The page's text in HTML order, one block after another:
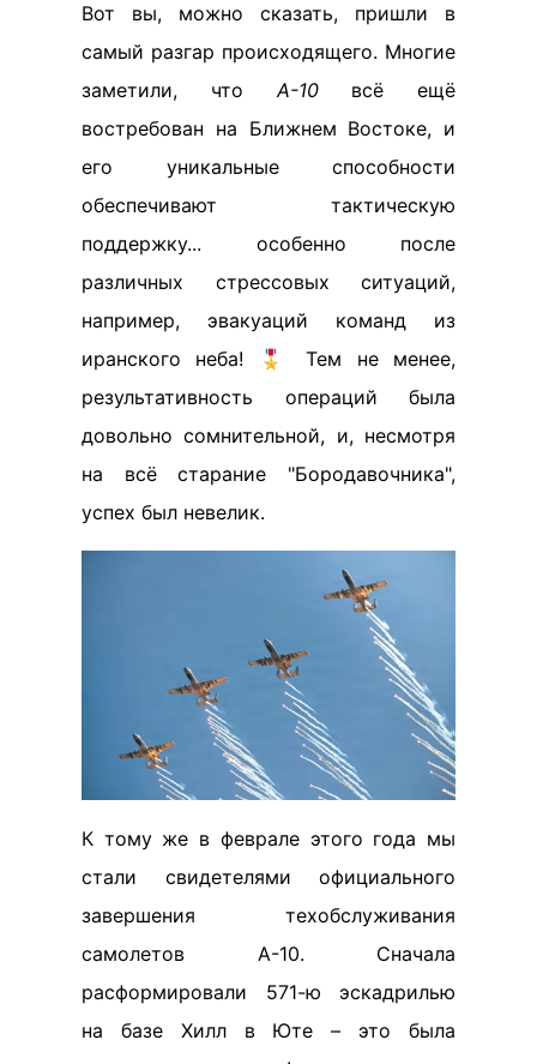
Вот вы, можно сказать, пришли в
самый разгар происходящего. Многие
заметили, чтоА-10всё ещё
востребован на Ближнем Востоке, и
его уникальные способности
обеспечивают тактическую
поддержку... особенно после
различных стрессовых ситуаций,
например, эвакуаций команд из
иранского неба! 🎖️ Тем не менее,
результативность операций была
довольно сомнительной, и, несмотря
на всё старание "Бородавочника",
успех был невелик.
К тому же в феврале этого года мы
стали свидетелями официального
завершения техобслуживания
самолетов A-10. Сначала
расформировали 571-ю эскадрилью
на базе Хилл в Юте – это была